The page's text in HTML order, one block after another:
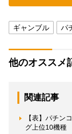
ギャンブル パ
他のオススメ
関連記事
【表】パチン
グ上位10機種